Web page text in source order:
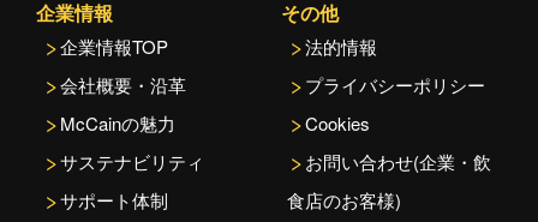
企業情報
企業情報TOP
会社概要・沿革
McCainの魅力
サステナビリティ
サポート体制
その他
法的情報
プライバシーポリシー
Cookies
お問い合わせ(企業・飲
食店のお客様)